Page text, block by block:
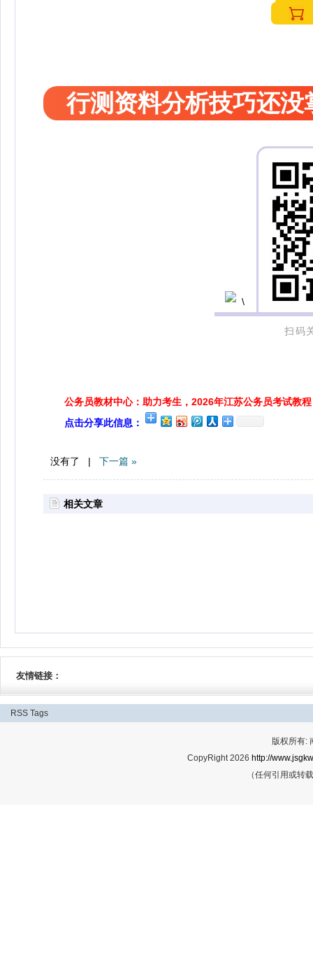
行测资料分析技巧还
扫码
公务员教材中心：助力考生，2026年江苏公务员考试教程
点击分享此信息：
没有了 | 下一篇 »
相关文章
友情链接：
RSS Tags
版权所有:
CopyRight 2026 http://
（任何引用或转